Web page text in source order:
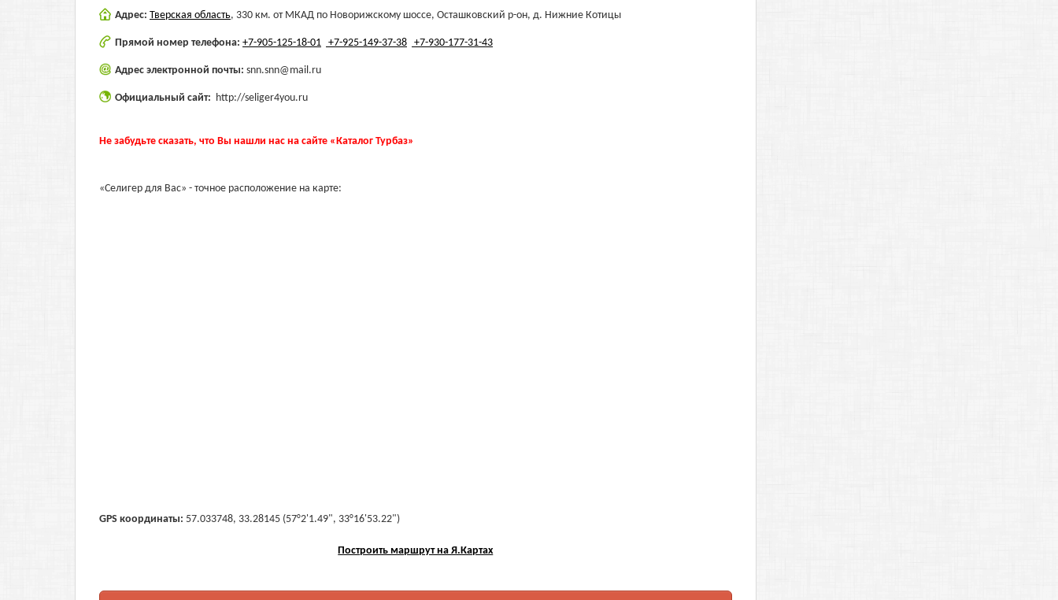
Адрес: Тверская область, 330 км. от МКАД по Новорижскому шоссе, Осташковский р-он, д. Нижние Котицы
Прямой номер телефона: +7-905-125-18-01 +7-925-149-37-38 +7-930-177-31-43
Адрес электронной почты: snn.snn@mail.ru
Официальный сайт: http://seliger4you.ru
Не забудьте сказать, что Вы нашли нас на сайте «Каталог Турбаз»
«Селигер для Вас» - точное расположение на карте:
GPS координаты: 57.033748, 33.28145 (57°2'1.49", 33°16'53.22")
Построить маршрут на Я.Картах